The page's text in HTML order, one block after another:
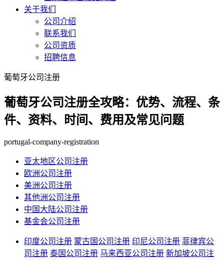
关于我们
公司介绍
联系我们
公司资质
招聘信息
葡萄牙公司注册
葡萄牙公司注册全攻略：优势、流程、条
件、资料、时间、费用及常见问题
portugal-company-registration
亚太地区公司注册
欧洲公司注册
美洲公司注册
其他洲公司注册
中国大陆公司注册
基金会公司注册
印度公司注册 蒙古国公司注册 印尼公司注册 菲律宾公
司注册 泰国公司注册 马来西亚公司注册 新加坡公司注